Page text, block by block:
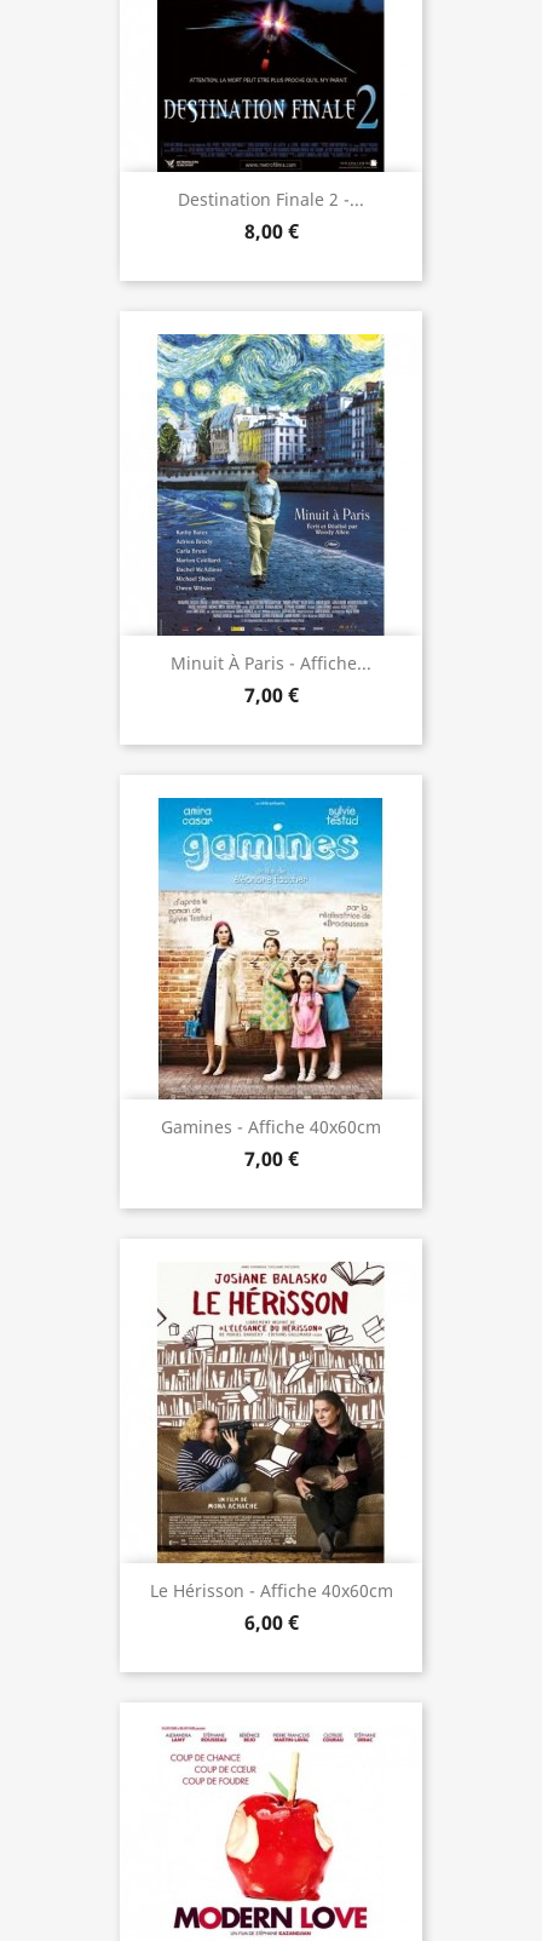
Destination Finale 2 -...
8,00 €
Minuit À Paris - Affiche...
7,00 €
Gamines - Affiche 40x60cm
7,00 €
Le Hérisson - Affiche 40x60cm
6,00 €